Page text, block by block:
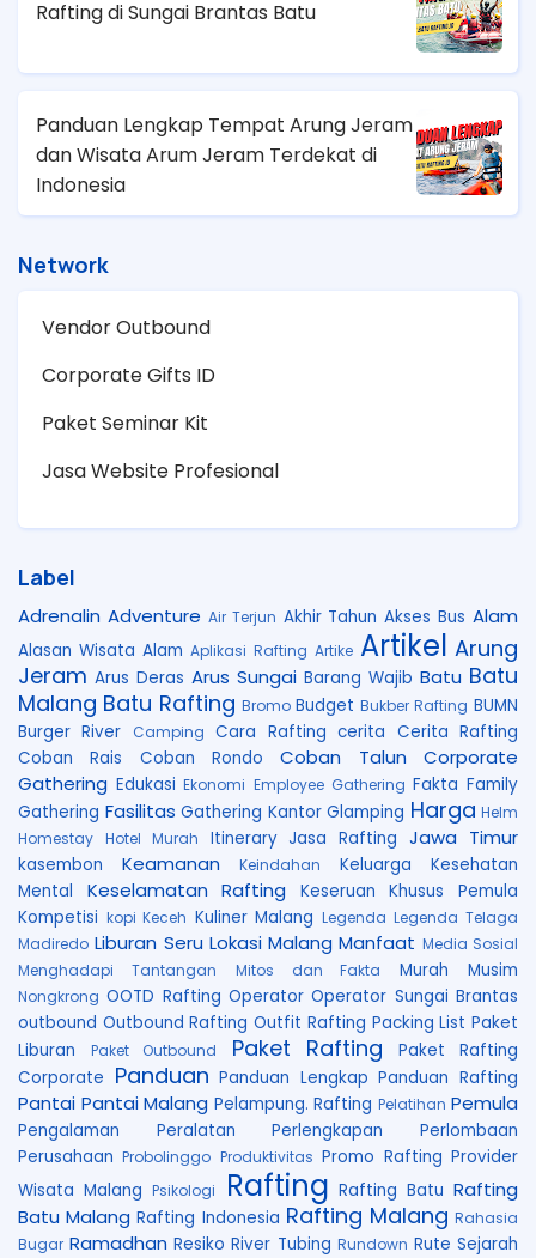
Rafting di Sungai Brantas Batu
Panduan Lengkap Tempat Arung Jeram
dan Wisata Arum Jeram Terdekat di
Indonesia
Network
Vendor Outbound
Corporate Gifts ID
Paket Seminar Kit
Jasa Website Profesional
Label
Adrenalin Adventure Air Terjun Akhir Tahun Akses Bus Alam
Alasan Wisata Alam Aplikasi Rafting Artike Artikel Arung
Jeram Arus Deras Arus Sungai Barang Wajib Batu Batu
Malang Batu Rafting Bromo Budget Bukber Rafting BUMN
Burger River
Camping Cara Rafting cerita Cerita Rafting
Coban Rais
Coban Rondo Coban Talun
Corporate
Gathering Edukasi Ekonomi Employee Gathering Fakta Family
Gathering Fasilitas Gathering Kantor Glamping Harga Helm
Homestay Hotel Murah Itinerary Jasa Rafting Jawa Timur
kasembon Keamanan Keindahan Keluarga
Kesehatan
Mental
Keselamatan Rafting Keseruan
Khusus Pemula
Kompetisi kopi Keceh Kuliner Malang Legenda Legenda Telaga
Madiredo Liburan Seru Lokasi Malang Manfaat Media Sosial
Menghadapi Tantangan
Mitos dan Fakta Murah Musim
Nongkrong OOTD Rafting Operator Operator Sungai Brantas
outbound Outbound Rafting Outfit Rafting Packing List Paket
Liburan
Paket Outbound Paket Rafting
Paket Rafting
Corporate Panduan Panduan Lengkap Panduan Rafting
Pantai Pantai Malang Pelampung. Rafting Pelatihan Pemula
Pengalaman Peralatan Perlengkapan
Perlombaan
Perusahaan Probolinggo Produktivitas Promo Rafting Provider
Wisata Malang Psikologi Rafting Rafting Batu Rafting
Batu Malang Rafting Indonesia Rafting Malang Rahasia
Bugar Ramadhan Resiko River Tubing Rundown Rute Sejarah